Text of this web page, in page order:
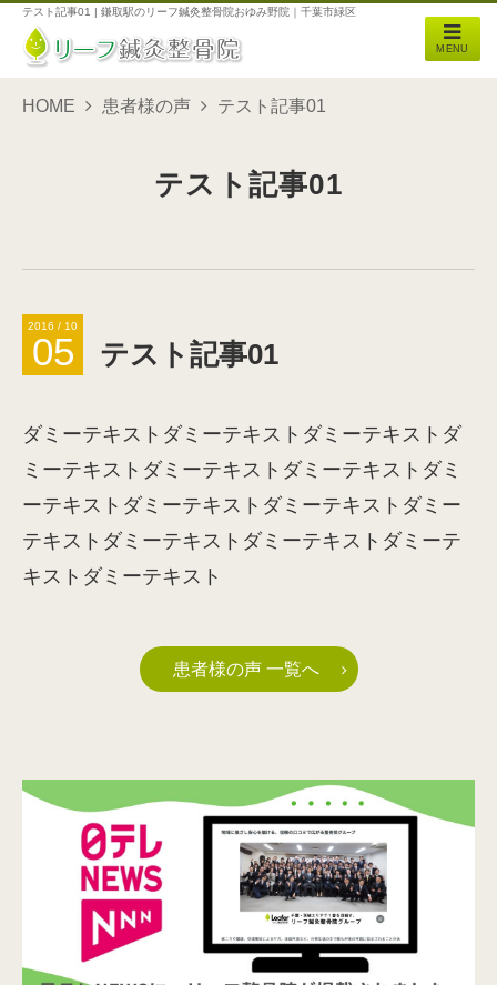
テスト記事01 | 鎌取駅のリーフ鍼灸整骨院おゆみ野院｜千葉市緑区
MENU
HOME 患者様の声 テスト記事01
テスト記事01
テスト記事01
2016 / 10
05
ダミーテキストダミーテキストダミーテキストダ
ミーテキストダミーテキストダミーテキストダミ
ーテキストダミーテキストダミーテキストダミー
テキストダミーテキストダミーテキストダミーテ
キストダミーテキスト
患者様の声 一覧へ